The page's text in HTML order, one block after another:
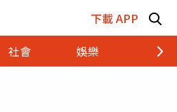
下載 APP
社會 娛樂 財經